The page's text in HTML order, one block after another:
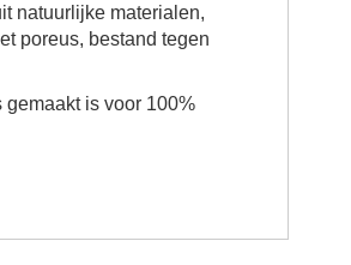
natuurlijke materialen,
poreus, bestand tegen
gemaakt is voor 100%